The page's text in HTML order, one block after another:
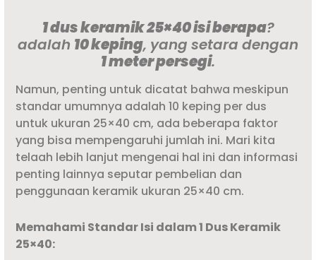
1 dus keramik 25×40 isi berapa?
adalah 10 keping, yang setara dengan
1 meter persegi.
Namun, penting untuk dicatat bahwa meskipun
standar umumnya adalah 10 keping per dus
untuk ukuran 25×40 cm, ada beberapa faktor
yang bisa mempengaruhi jumlah ini. Mari kita
telaah lebih lanjut mengenai hal ini dan informasi
penting lainnya seputar pembelian dan
penggunaan keramik ukuran 25×40 cm.
Memahami Standar Isi dalam 1 Dus Keramik
25×40: